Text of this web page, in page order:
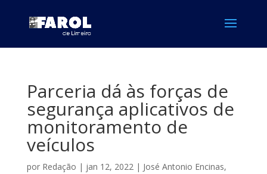
Parceria dá às forças de
segurança aplicativos de
monitoramento de
veículos
por Redação | jan 12, 2022| José Antonio Encinas,